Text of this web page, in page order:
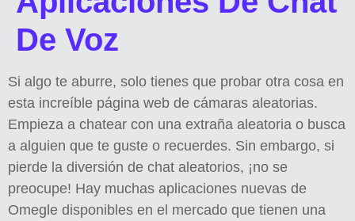
De Voz
Si algo te aburre, solo tienes que probar otra cosa en
esta increíble página web de cámaras aleatorias.
Empieza a chatear con una extraña aleatoria o busca
a alguien que te guste o recuerdes. Sin embargo, si
pierde la diversión de chat aleatorios, ¡no se
preocupe! Hay muchas aplicaciones nuevas de
Omegle disponibles en el mercado que tienen una